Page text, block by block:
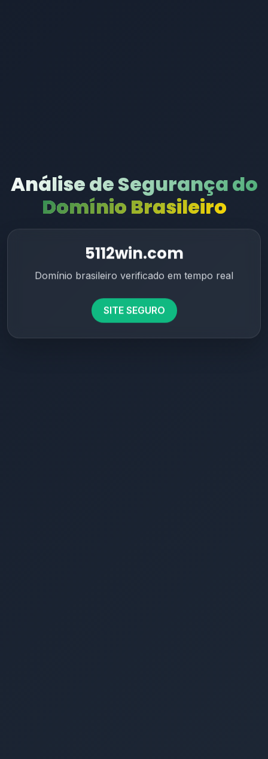
Análise de Segurança do
Domínio Brasileiro
5112win.com
Domínio brasileiro verificado em tempo real
SITE SEGURO